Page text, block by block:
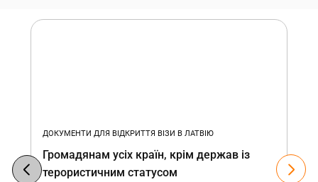
ДОКУМЕНТИ ДЛЯ ВІДКРИТТЯ ВІЗИ В ЛАТВІЮ
Громадянам усіх країн, крім держав із
терористичним статусом